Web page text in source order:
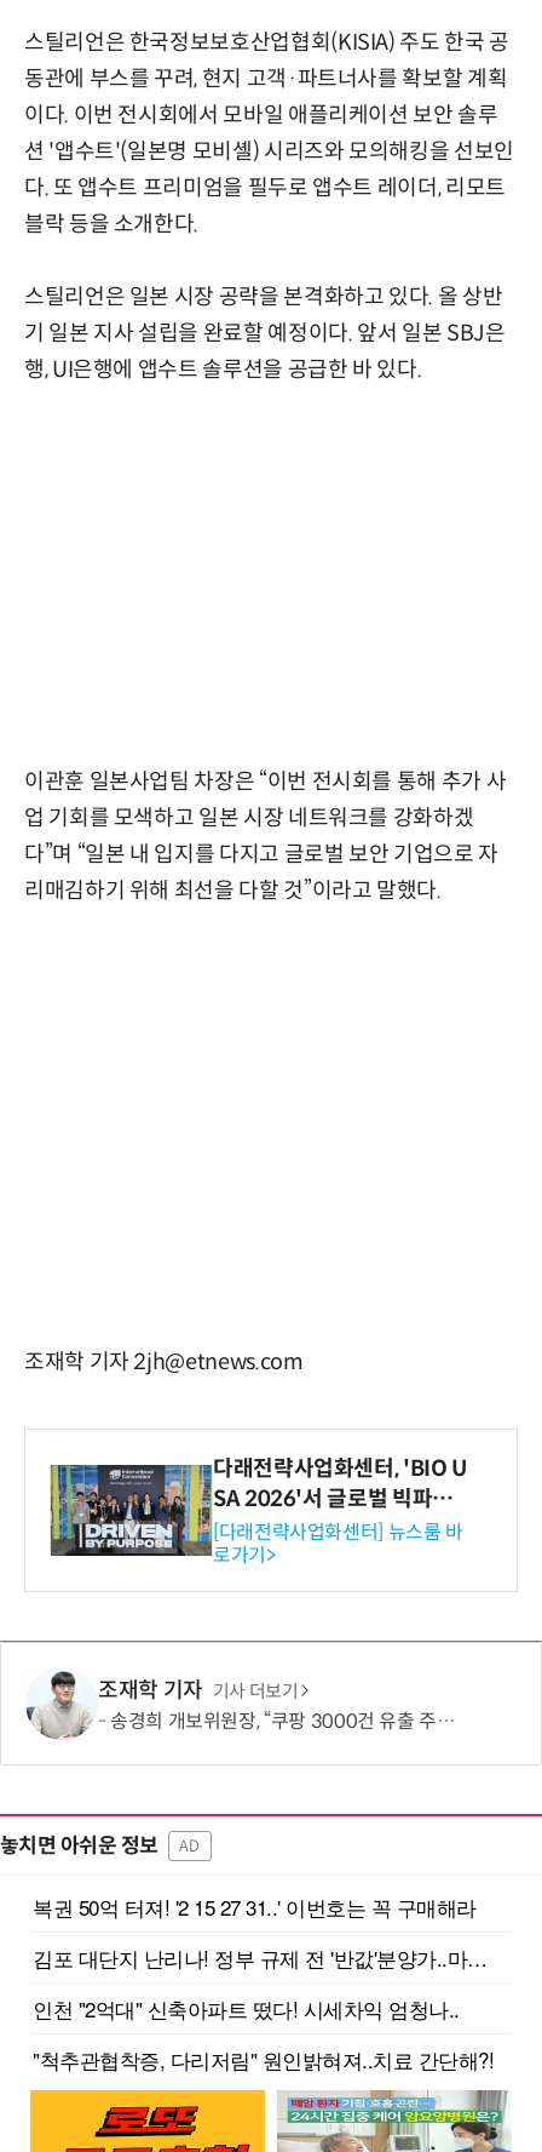
스틸리언은 한국정보보호산업협회(KISIA) 주도 한국 공
동관에 부스를 꾸려, 현지 고객·파트너사를 확보할 계획
이다. 이번 전시회에서 모바일 애플리케이션 보안 솔루
션 '앱수트'(일본명 모비셸) 시리즈와 모의해킹을 선보인
다. 또 앱수트 프리미엄을 필두로 앱수트 레이더, 리모트
블락 등을 소개한다.
스틸리언은 일본 시장 공략을 본격화하고 있다. 올 상반
기 일본 지사 설립을 완료할 예정이다. 앞서 일본 SBJ은
행, UI은행에 앱수트 솔루션을 공급한 바 있다.
이관훈 일본사업팀 차장은 “이번 전시회를 통해 추가 사
업 기회를 모색하고 일본 시장 네트워크를 강화하겠
다”며 “일본 내 입지를 다지고 글로벌 보안 기업으로 자
리매김하기 위해 최선을 다할 것”이라고 말했다.
조재학 기자 2jh@etnews.com
다래전략사업화센터, 'BIO U
SA 2026'서 글로벌 빅파마
와의 비즈니스 미팅 지원…K
-바이오 해외 진출 교두보 확
보
[다래전략사업화센터] 뉴스룸 바
로가기>
조재학 기자 기사 더보기
송경희 개보위원장, “쿠팡 3000건 유출 주장 사실과 달라…엄정 처분할 것”
놓치면 아쉬운 정보 AD